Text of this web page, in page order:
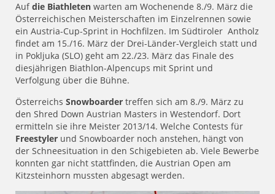
Aufdie Biathleten warten am Wochenende 8./9. März die
Österreichischen Meisterschaften im Einzelrennen sowie
ein Austria-Cup-Sprint in Hochfilzen. Im Südtiroler Antholz
findet am 15./16. März der Drei-Länder-Vergleich statt und
in Pokljuka (SLO) geht am 22./23. März das Finale des
diesjährigen Biathlon-Alpencups mit Sprint und
Verfolgung über die Bühne.
Österreichs Snowboarder treffen sich am 8./9. März zu
den Shred Down Austrian Masters in Westendorf. Dort
ermitteln sie ihre Meister 2013/14. Welche Contests für
Freestyler und Snowboarder noch anstehen, hängt von
der Schneesituation in den Schigebieten ab. Viele Bewerbe
konnten gar nicht stattfinden, die Austrian Open am
Kitzsteinhorn mussten abgesagt werden.